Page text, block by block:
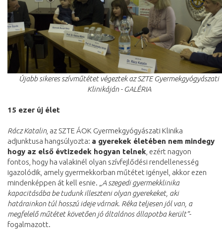
Újabb sikeres szívműtétet végeztek az SZTE Gyermekgyógyászati
Klinikáján - GALÉRIA
15 ezer új élet
Rácz Katalin, az SZTE ÁOK Gyermekgyógyászati Klinika
adjunktusa hangsúlyozta: a gyerekek életében nem mindegy
hogy az első évtizedek hogyan telnek , ezért nagyon
fontos, hogy ha valakinél olyan szívfejlődési rendellenesség
igazolódik, amely gyermekkorban műtétet igényel, akkor ezen
mindenképpen át kell esnie.
„A szegedi gyermekklinika
kapacitásába be tudunk illeszteni olyan gyerekeket, aki
határainkon túl hosszú ideje várnak. Réka teljesen jól van, a
megfelelő műtétet követően jó általános állapotba került”-
fogalmazott.